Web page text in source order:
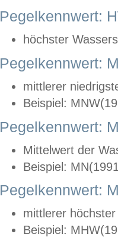
Pegelkennwert:
höchster
Pegelkennwert:
mittlerer
Beispiel:
Pegelkennwert:
Mittelwert der
Beispiel:
Pegelkennwert:
mittlerer
Beispiel: